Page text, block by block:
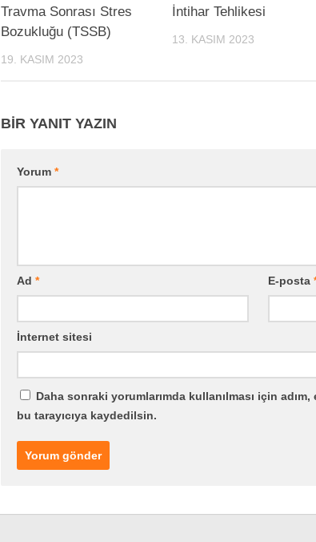
Travma Sonrası Stres
Bozukluğu (TSSB)
19. KASIM 2023
İntihar Tehlikesi
13. KASIM 2023
BIR YANIT YAZIN
Yorum *
Ad * E-posta
İnternet sitesi
Daha sonraki yorumlarımda kullanılması için
bu tarayıcıya kaydedilsin.